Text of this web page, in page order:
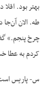
بهتر بود.
طه. الان
چرخ پنجم.»
کردم به عطا
س- پاریس